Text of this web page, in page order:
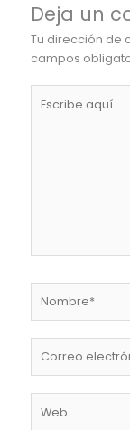
Deja un
Tu dirección de
campos
aquí...
electrónico*